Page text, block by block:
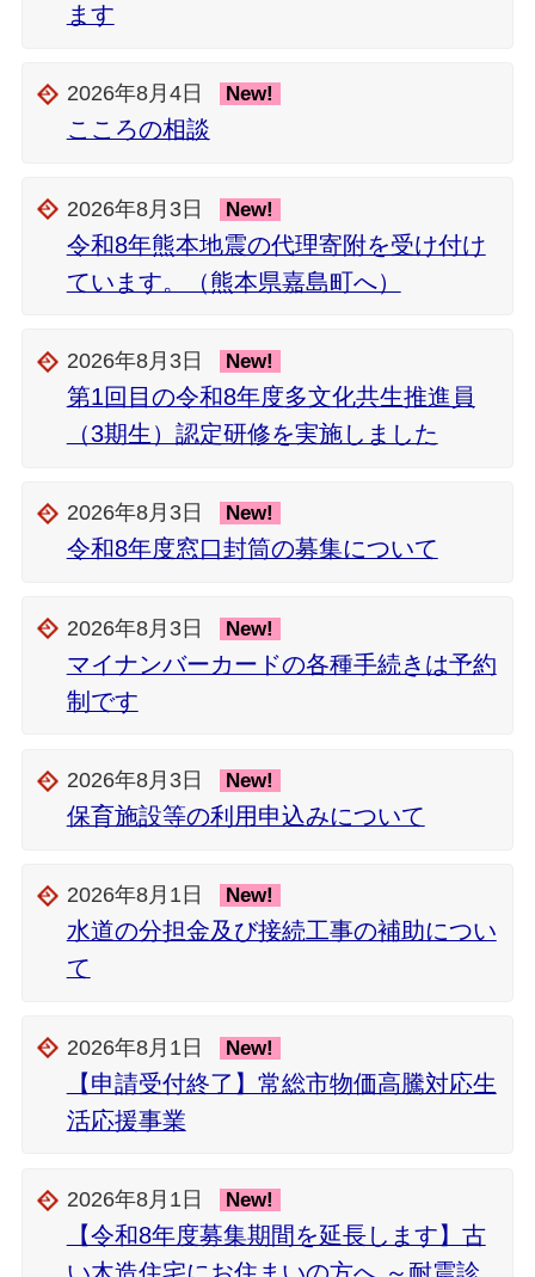
ます
2026年8月4日 New!
こころの相談
2026年8月3日 New!
令和8年熊本地震の代理寄附を受け付け
ています。（熊本県嘉島町へ）
2026年8月3日 New!
第1回目の令和8年度多文化共生推進員
（3期生）認定研修を実施しました
2026年8月3日 New!
令和8年度窓口封筒の募集について
2026年8月3日 New!
マイナンバーカードの各種手続きは予約
制です
2026年8月3日 New!
保育施設等の利用申込みについて
2026年8月1日 New!
水道の分担金及び接続工事の補助につい
て
2026年8月1日 New!
【申請受付終了】常総市物価高騰対応生
活応援事業
2026年8月1日 New!
【令和8年度募集期間を延長します】古